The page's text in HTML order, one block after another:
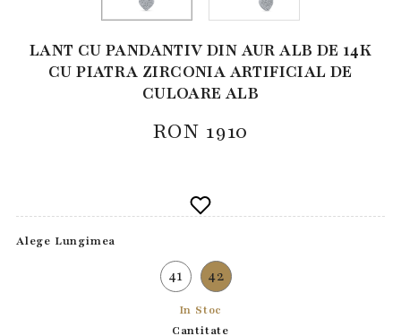
LANT CU PANDANTIV DIN AUR ALB DE 14K
CU PIATRA ZIRCONIA ARTIFICIAL DE
CULOARE ALB
RON 1910
Alege Lungimea
41 42
In Stoc
Cantitate